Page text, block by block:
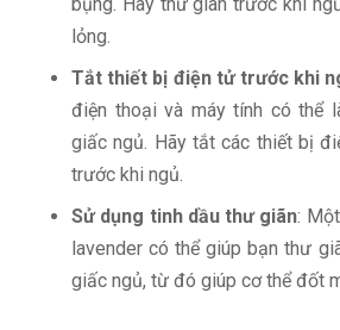
lỏng.
Tắt thiết bị điện tử trước khi
điện thoại và máy tính có thể
giấc ngủ. Hãy tắt các thiết bị
trước khi ngủ.
Sử dụng tinh dầu thư giãn:
lavender có thể giúp bạn thư
giấc ngủ, từ đó giúp cơ thể đốt